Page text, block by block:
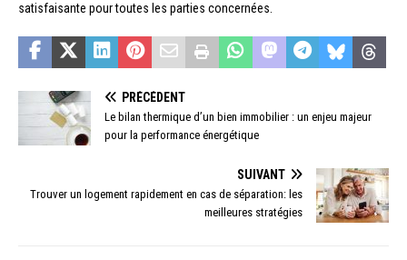
satisfaisante pour toutes les parties concernées.
PRÉCÉDENT
Le bilan thermique d’un bien immobilier : un enjeu majeur
pour la performance énergétique
SUIVANT
Trouver un logement rapidement en cas de séparation: les
meilleures stratégies